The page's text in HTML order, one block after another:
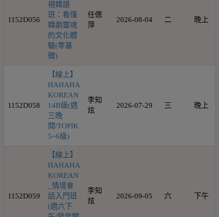
1152D056
視韓語
班：看懂
韓劇靈魂
的文化體
驗(零基
礎)
任偲
萍
2026-08-04 二 晚上
1152D058
【線上】
HAHAHA
KOREAN
14B級(週
三晚
間/TOPIK
5~6級)
李知
炫
2026-07-29 三 晚上
1152D059
【線上】
HAHAHA
KOREAN
_情境會
話入門班
(週六下
李知
炫
2026-09-05 六 下午